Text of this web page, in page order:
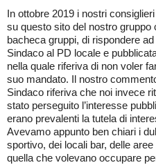
In ottobre 2019 i nostri
su questo sito del nostro gruppo
bacheca gruppi, di rispondere
Sindaco al PD locale e
nella quale riferiva di non voler
suo mandato. Il nostro
Sindaco riferiva che noi invece
stato perseguito l’interesse
erano prevalenti la tutela di
Avevamo appunto ben chiari i
sportivo, dei locali bar, delle
quella che volevano occupare